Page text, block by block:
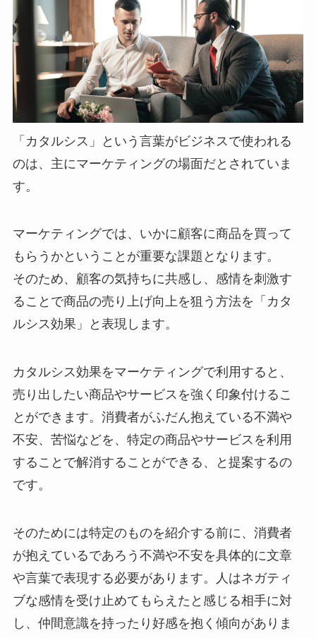
「カタルシス」という言葉がビジネスで使われる
のは、主にマーケティングの場面だとされていま
す。
マーケティングでは、いかに顧客に商品を買って
もらうかということが重要な課題となります。
そのため、顧客の気持ちに共感し、感情を刺激す
ることで商品の売り上げ向上を狙う方法を「カタ
ルシス効果」と表現します。
カタルシス効果をマーケティングで利用すると、
売り出したい商品やサービスを強く印象付けるこ
とができます。消費者がふだん抱えている不満や
不安、苦悩などを、特定の商品やサービスを利用
することで解消することができる、と提案するの
です。
そのためには特定のものを紹介する前に、消費者
が抱えているであろう不満や不安を具体的に文章
や言葉で表現する必要があります。人はネガティ
ブな感情を受け止めてもらえたと感じる相手に対
し、仲間意識を持ったり好感を抱く傾向がありま